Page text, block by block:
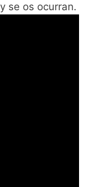
se os ocurran.